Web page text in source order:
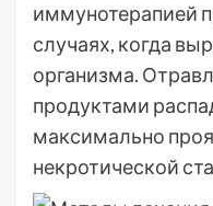
иммунотерапией
случаях, когда
организма.
продуктами
максимально
некротической